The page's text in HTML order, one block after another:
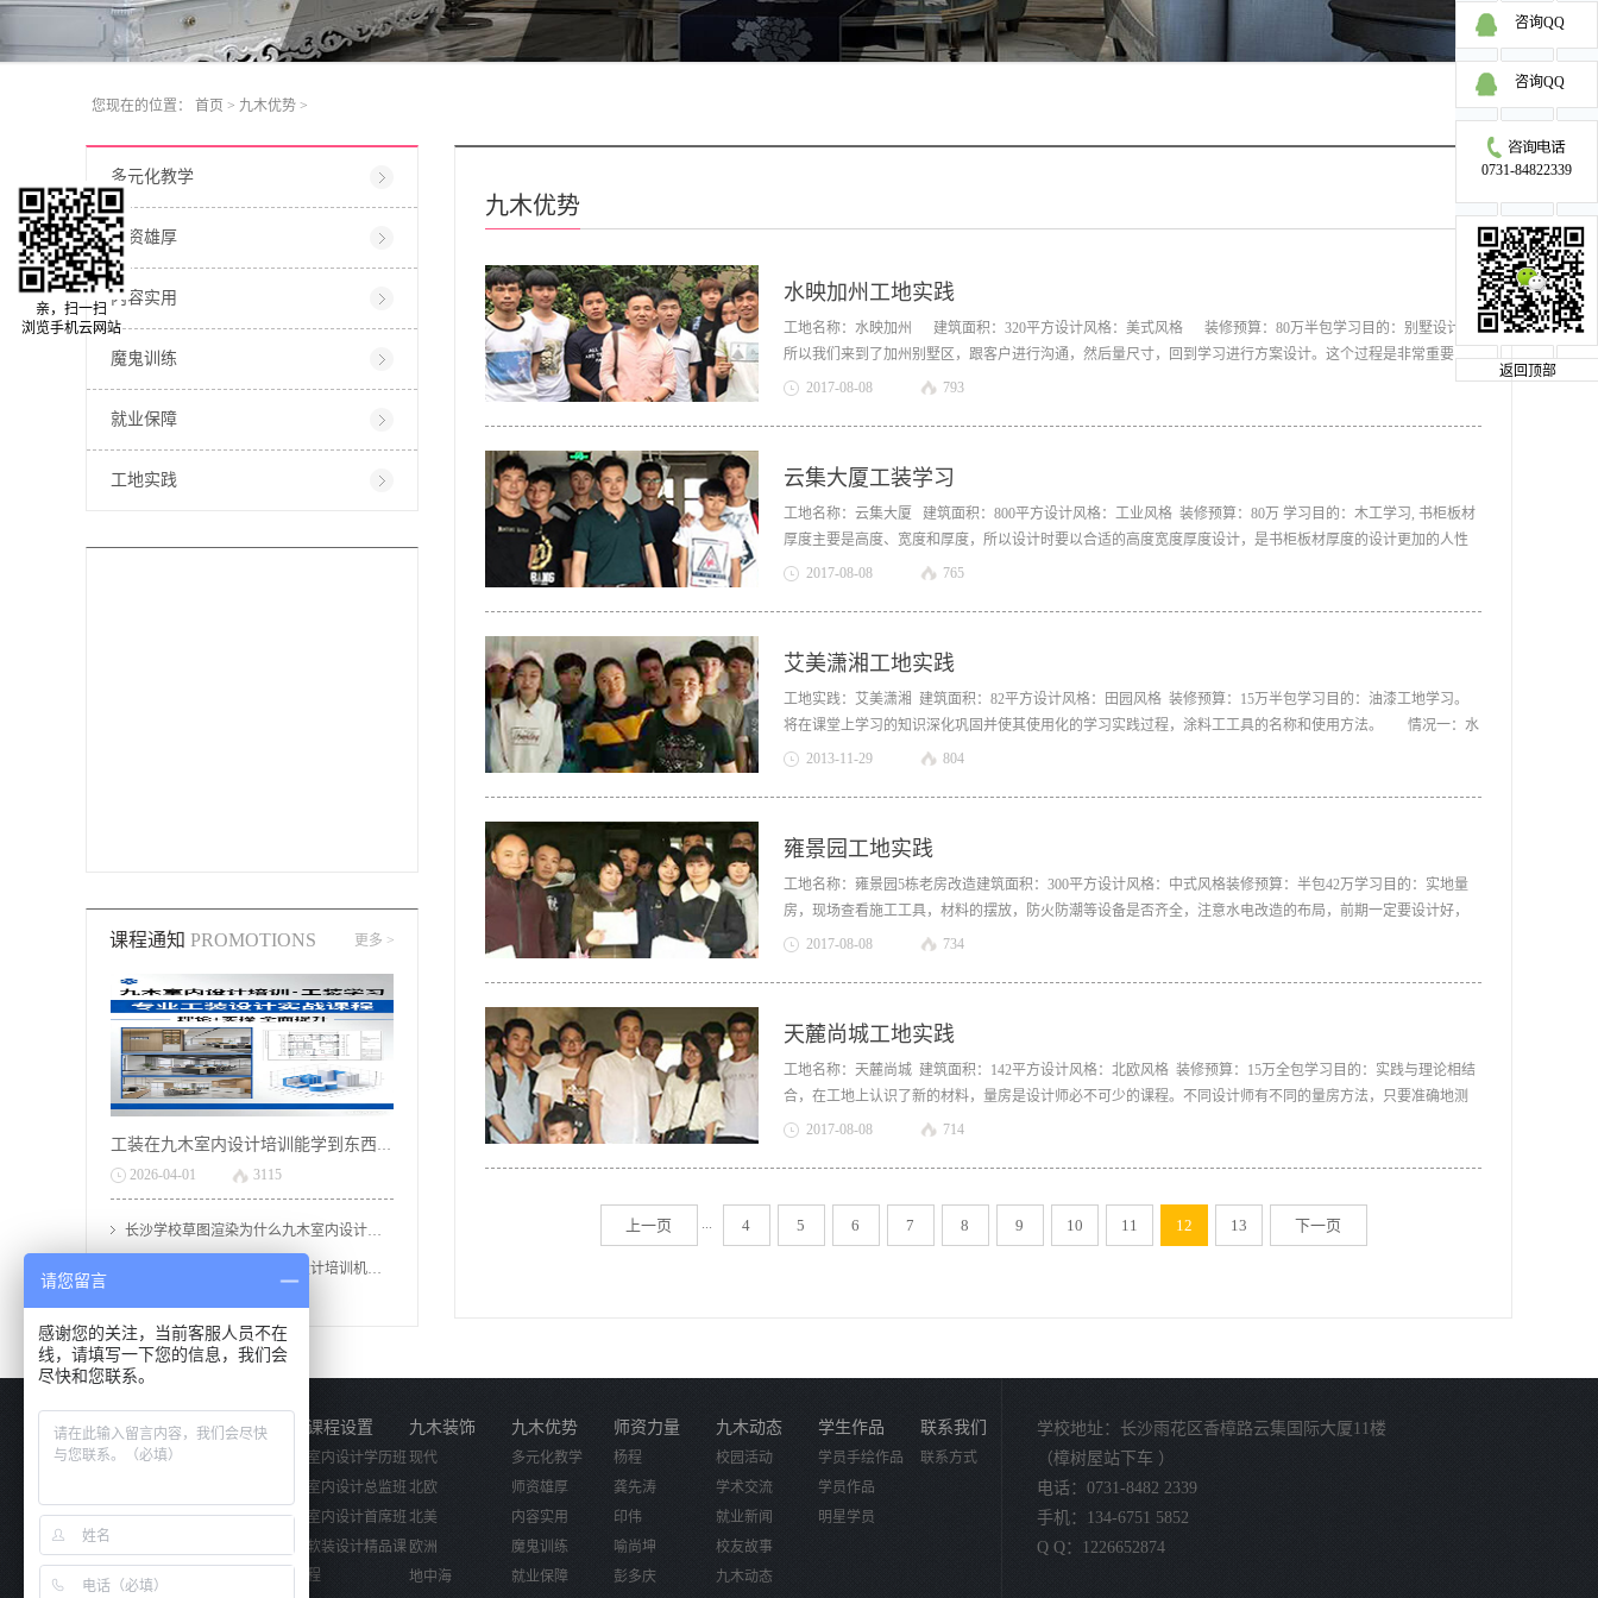
多元化教学
师资雄厚
内容实用
魔鬼训练
就业保障
工地实践
课程通知 PROMOTIONS 更多 >
工装在九木室内设计培训能学到东西吗?
2026-04-01 3115
长沙学校草图渲染为什么九木室内设计培训机构好？
学全屋定制为什么九木室内设计培训机构好？
外出易来灯光设计实践
您现在的位置： 首页 > 九木优势 >
九木优势
水映加州工地实践
工地名称：水映加州 建筑面积：320平方设计风格：美式风格 装修预算：80万半包学习目的：别墅设计，
所以我们来到了加州别墅区，跟客户进行沟通，然后量尺寸，回到学习进行方案设计。这个过程是非常重要
的，老师全程带着学生一起参与其中，氛围融洽，而客户也很乐意同学们能参与设计当中。所以学员们在量房
厨房，卫生间等4.全部测量完后，再全面检查一遍，以确保测量空间是否有遗漏和不准确。5.然后整理测量数
据，以及现场拍摄照片，按照测量图绘制CAD原始框架以及方案设计。
793
2017-08-08
云集大厦工装学习
工地名称：云集大厦 建筑面积：800平方设计风格：工业风格 装修预算：80万 学习目的：木工学习, 书柜板材
厚度主要是高度、宽度和厚度，所以设计时要以合适的高度宽度厚度设计，是书柜板材厚度的设计更加的人性
化? 书柜板材需要承重比较好，常见的是原木板材的 或是 免漆生态板的对于书柜板材厚度的设计，还是很讲究
2.1米以下较为适宜，太高取书的时候非常麻烦。
765
2017-08-08
艾美潇湘工地实践
工地实践：艾美潇湘 建筑面积：82平方设计风格：田园风格 装修预算：15万半包学习目的：油漆工地学习。
将在课堂上学习的知识深化巩固并使其使用化的学习实践过程，涂料工工具的名称和使用方法。 情况一：水
泥墙面。 全面检查毛坯房内需要刷漆的水泥墙面是否坚实、平整。如果墙面的抹灰层不够结实或者存在大的裂
涂料或其他胶水滴落，所以一定要提前做好对房间内已有装修成品的保护工作。步骤二 刮腻子/石膏前的准备工
作 确保墙面坚实、平整，用钢刷或其他工具清理墙面，使水泥墙面尽量无浮土、浮沉。在墙面辊一遍混凝土界
面剂（个别墙面可能需要贴布），尽量均匀，待其干燥后（一般在2小时以上），就可以刮腻子/石膏了。步骤
三 刷底漆 清理打磨后的腻子表面的浮尘后，便可以涂刷底漆。底漆涂刷一遍即可，务必均匀，待其干透后（2-4
定）待其基本干燥。第二遍面漆刷完之后，需要1-2天才能完全干透，在涂料完全干透前应注意防水、防旱、防
饱满，还要注意检查...
804
2013-11-29
雍景园工地实践
工地名称：雍景园5栋老房改造建筑面积：300平方设计风格：中式风格装修预算：半包42万学习目的：实地量
房，现场查看施工工具，材料的摆放，防火防潮等设备是否齐全，注意水电改造的布局，前期一定要设计好，
节约不必要的预算成本明确餐厅的布置及功能区域门厅和鞋柜的处理厨房卫生间门的设计客厅的分布，局部利
734
2017-08-08
天麓尚城工地实践
工地名称：天麓尚城 建筑面积：142平方设计风格：北欧风格 装修预算：15万全包学习目的：实践与理论相结
合，在工地上认识了新的材料，量房是设计师必不可少的课程。不同设计师有不同的量房方法，只要准确地测
量出业主的房型就实现了量房的目的。 1、巡视一遍所有的房间，了解基本的房型结构。 2、在纸上画出
尺量出房间的长度、高度(长度要紧贴地面测量，高度要紧贴墙体拐角处测量); B、把通向另一个房间的具体
尺寸再测量后记录(清楚的了解两个房间之间的结构);图文并茂 设计师教你如何量房; C、测量门本身的
714
2017-08-08
上一页 ... 4 5 6 7 8 9 10 11 12 13 下一页
关于我们
活动视频
课程设置
室内设计学历班
室内设计总监班
室内设计首席班
软装设计精品课
程
九木装饰
现代
北欧
北美
欧洲
地中海
九木优势
多元化教学
师资雄厚
内容实用
魔鬼训练
就业保障
师资力量
杨程
龚先涛
印伟
喻尚坤
彭多庆
九木动态
校园活动
学术交流
就业新闻
校友故事
九木动态
学生作品
学员手绘作品
学员作品
明星学员
联系我们
联系方式
学校地址：长沙雨花区香樟路云集国际大厦11楼
（樟树屋站下车 ）
电话：0731-8482 2339
手机：134-6751 5852
Q Q：1226652874
咨询QQ
咨询QQ
0731-84822339
返回顶部
亲，扫一扫
浏览手机云网站
请您留言
感谢您的关注，当前客服人员不在
线，请填写一下您的信息，我们会
尽快和您联系。